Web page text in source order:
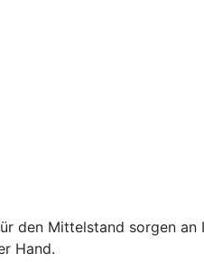
den Mittelstand sorgen an
Hand.